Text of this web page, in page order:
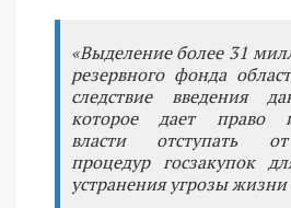
«Выделение более 31
резервного фонда
следствие введения
которое дает право
власти отступать
процедур госзакупок
устранения угрозы